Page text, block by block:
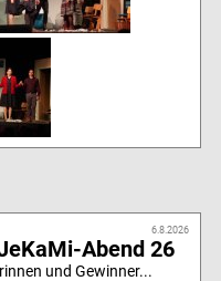
6.8.2026
Abend 26
und Gewinner...